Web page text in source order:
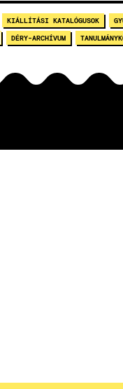
KIÁLLÍTÁSI KATALÓGUSOK
DÉRY-ARCHÍVUM